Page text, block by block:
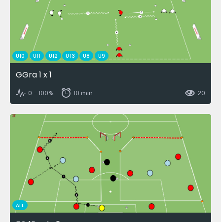
U10 U11 U12 U13 U8 U9
GGra 1 x 1
0 - 100% 10 min 20
ALL